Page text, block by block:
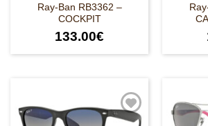
Ray-Ban RB3362 –
COCKPIT
133.00€